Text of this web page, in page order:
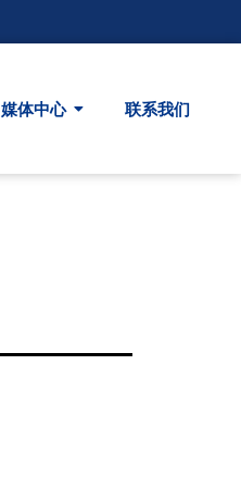
媒体中心 联系我们